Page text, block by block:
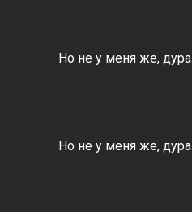
Но не у меня же, дура
Но не у меня же, дура